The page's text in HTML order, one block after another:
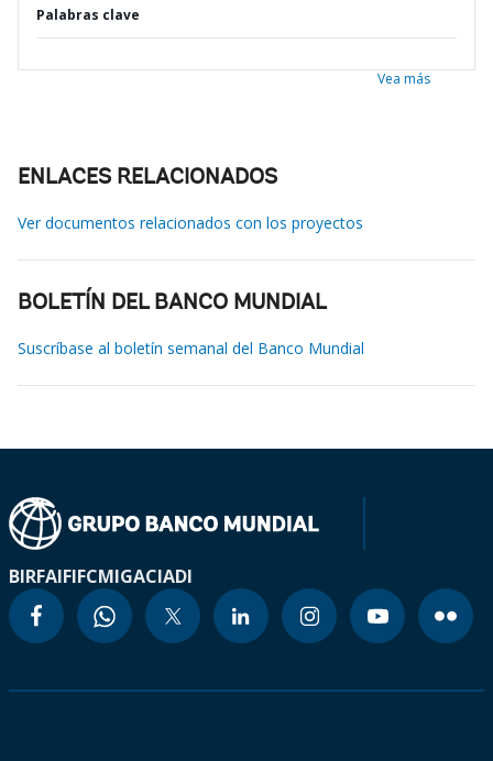
Palabras clave
Vea más
ENLACES RELACIONADOS
Ver documentos relacionados con los proyectos
BOLETÍN DEL BANCO MUNDIAL
Suscríbase al boletín semanal del Banco Mundial
BIRFAIFIFCMIGACIADI